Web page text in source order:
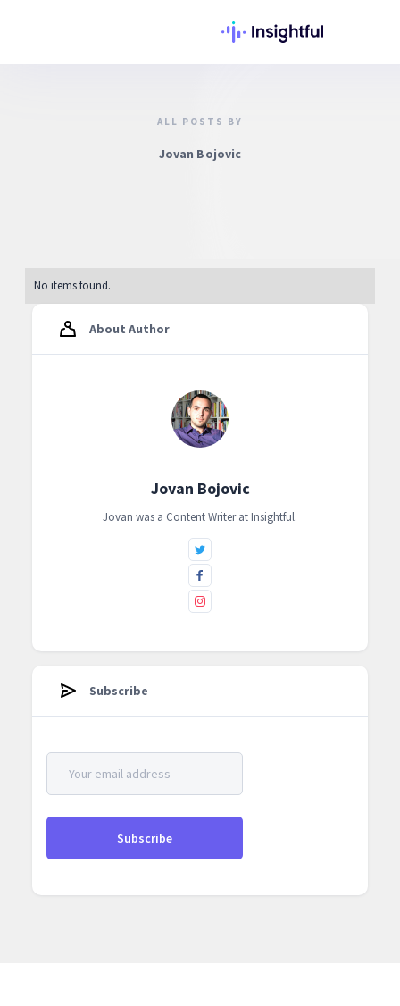
ALL POSTS BY
Jovan Bojovic
No items found.
About Author
Jovan Bojovic
Jovan was a Content Writer at ‍Insightful.
Subscribe